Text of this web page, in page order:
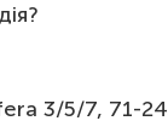
3/5/7, 71-